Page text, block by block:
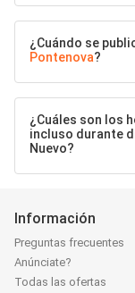
¿Cuándo se
Pontenova?
¿Cuáles son los
incluso durante
Nuevo?
Información
Preguntas frecuentes
Anúnciate?
Todas las ofertas